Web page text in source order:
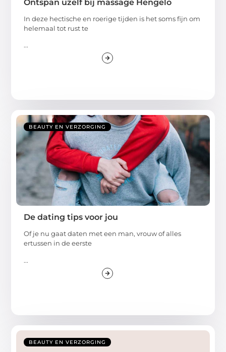
Ontspan uzelf bij massage Hengelo
In deze hectische en roerige tijden is het soms fijn om
helemaal tot rust te
...
BEAUTY EN VERZORGING
De dating tips voor jou
Of je nu gaat daten met een man, vrouw of alles
ertussen in de eerste
...
BEAUTY EN VERZORGING